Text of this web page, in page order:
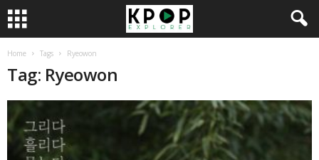
Home Tags Ryeowon
Tag: Ryeowon